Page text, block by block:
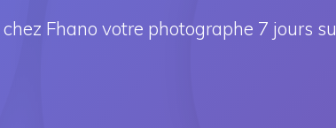
Fhano votre photographe 7 jours